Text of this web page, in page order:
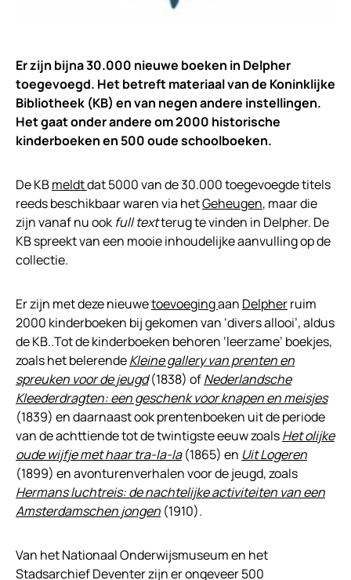
Er zijn bijna 30.000 nieuwe boeken in Delpher
toegevoegd. Het betreft materiaal van de Koninklijke
Bibliotheek (KB) en van negen andere instellingen.
Het gaat onder andere om 2000 historische
kinderboeken en 500 oude schoolboeken.
De KBmeldtdat 5000 van de 30.000 toegevoegde titels
reeds beschikbaar waren via hetGeheugen, maar die
zijn vanaf nu ook full textterug te vinden in Delpher. De
KB spreekt van een mooie inhoudelijke aanvulling op de
collectie.
Er zijn met deze nieuwetoevoegingaan Delpherruim
2000 kinderboeken bij gekomen van ‘divers allooi’, aldus
de KB..Tot de kinderboeken behoren ‘leerzame’ boekjes,
zoals het belerendeKleine gallery van prenten en
spreuken voor de jeugd(1838) ofNederlandsche
Kleederdragten: een geschenk voor knapen en meisjes
(1839) en daarnaast ook prentenboeken uit de periode
van de achttiende tot de twintigste eeuw zoalsHet olijke
oude wijfje met haar tra-la-la(1865) en Uit Logeren
(1899) en avonturenverhalen voor de jeugd, zoals
Hermans luchtreis: de nachtelijke activiteiten van een
Amsterdamschen jongen (1910).
Van het Nationaal Onderwijsmuseum en het
Stadsarchief Deventer zijn er ongeveer 500